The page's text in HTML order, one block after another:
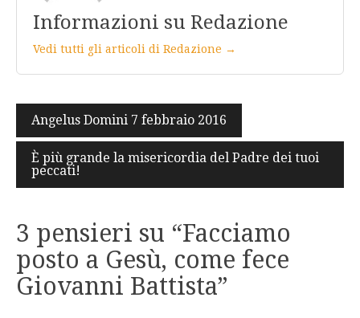
Informazioni su Redazione
Vedi tutti gli articoli di Redazione →
Navigazione
articoli
Angelus Domini 7 febbraio 2016
È più grande la misericordia del Padre dei tuoi
peccati!
3 pensieri su “Facciamo
posto a Gesù, come fece
Giovanni Battista”